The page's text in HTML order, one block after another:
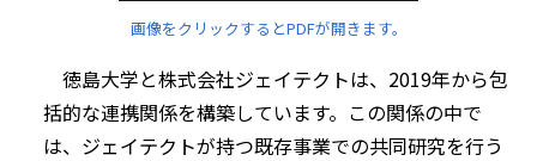
画像をクリックするとPDFが開きます。
徳島大学と株式会社ジェイテクトは、2019年から包
括的な連携関係を構築しています。この関係の中で
は、ジェイテクトが持つ既存事業での共同研究を行う